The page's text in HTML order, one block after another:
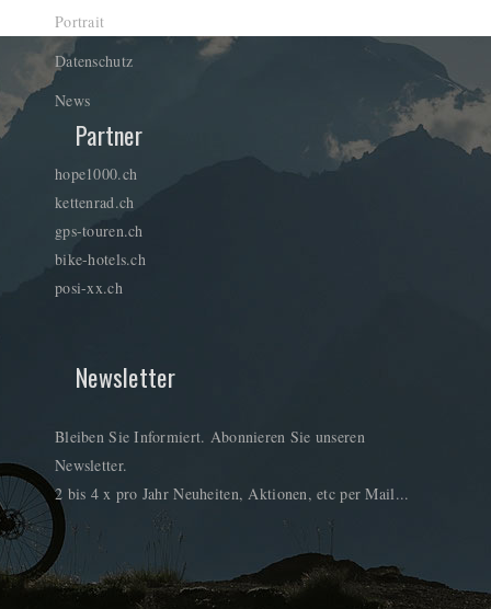
Portrait
Datenschutz
News
Partner
hope1000.ch
kettenrad.ch
gps-touren.ch
bike-hotels.ch
posi-xx.ch
Newsletter
Bleiben Sie Informiert. Abonnieren Sie unseren
Newsletter.
2 bis 4 x pro Jahr Neuheiten, Aktionen, etc per Mail...